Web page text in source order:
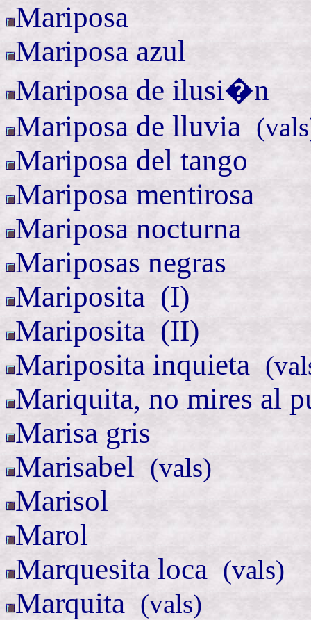
Mariposa
Mariposa azul
Mariposa de ilusi�n
Mariposa de lluvia (
Mariposa del tango
Mariposa mentirosa
Mariposa nocturna
Mariposas negras
Mariposita (I)
Mariposita (II)
Mariposita inquieta (
Mariquita, no mires al
Marisa gris
Marisabel (vals)
Marisol
Marol
Marquesita loca (vals)
Marquita (vals)